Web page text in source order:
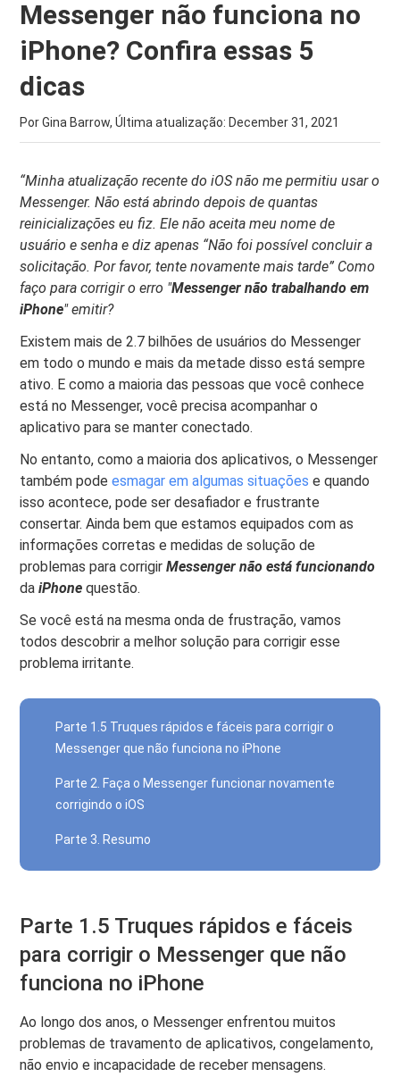
Messenger não funciona no
iPhone? Confira essas 5
dicas
Por Gina Barrow, Última atualização: December 31, 2021
“Minha atualização recente do iOS não me permitiu usar o
Messenger. Não está abrindo depois de quantas
reinicializações eu fiz. Ele não aceita meu nome de
usuário e senha e diz apenas “Não foi possível concluir a
solicitação. Por favor, tente novamente mais tarde” Como
faço para corrigir o erro "Messengernão trabalhando em
iPhone" emitir?
Existem mais de 2.7 bilhões de usuários do Messenger
em todo o mundo e mais da metade disso está sempre
ativo. E como a maioria das pessoas que você conhece
está no Messenger, você precisa acompanhar o
aplicativo para se manter conectado.
No entanto, como a maioria dos aplicativos, o Messenger
também podeesmagar em algumas situações e quando
isso acontece, pode ser desafiador e frustrante
consertar. Ainda bem que estamos equipados com as
informações corretas e medidas de solução de
problemas para corrigirMessenger não está funcionando
daiPhonequestão.
Se você está na mesma onda de frustração, vamos
todos descobrir a melhor solução para corrigir esse
problema irritante.
Parte 1.5 Truques rápidos e fáceis para corrigir o
Messenger que não funciona no iPhone
Parte 2. Faça o Messenger funcionar novamente
corrigindo o iOS
Parte 3. Resumo
Parte 1.5 Truques rápidos e fáceis
para corrigir o Messenger que não
funciona no iPhone
Ao longo dos anos, o Messenger enfrentou muitos
problemas de travamento de aplicativos, congelamento,
não envio e incapacidade de receber mensagens.